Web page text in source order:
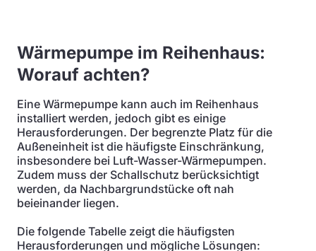
Wärmepumpe im Reihenhaus:
Worauf achten?
Eine Wärmepumpe kann auch im Reihenhaus
installiert werden, jedoch gibt es einige
Herausforderungen. Der begrenzte Platz für die
Außeneinheit ist die häufigste Einschränkung,
insbesondere bei Luft-Wasser-Wärmepumpen.
Zudem muss der Schallschutz berücksichtigt
werden, da Nachbargrundstücke oft nah
beieinander liegen.
Die folgende Tabelle zeigt die häufigsten
Herausforderungen und mögliche Lösungen: